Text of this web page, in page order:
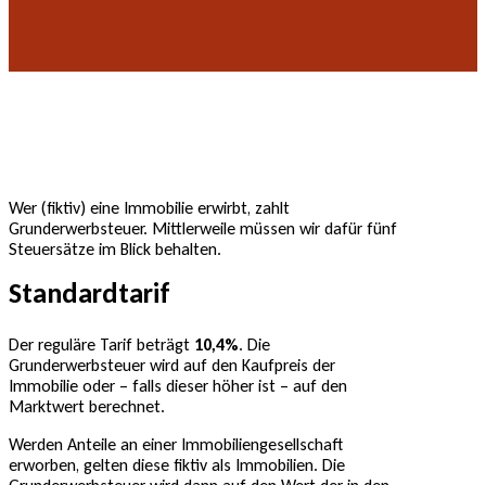
Wer (fiktiv) eine Immobilie erwirbt, zahlt
Grunderwerbsteuer. Mittlerweile müssen wir dafür fünf
Steuersätze im Blick behalten.
Standardtarif
Der reguläre Tarif beträgt 10,4%. Die
Grunderwerbsteuer wird auf den Kaufpreis der
Immobilie oder – falls dieser höher ist – auf den
Marktwert berechnet.
Werden Anteile an einer Immobiliengesellschaft
erworben, gelten diese fiktiv als Immobilien. Die